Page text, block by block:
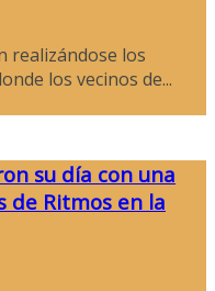
realizándose los
los vecinos de...
su día con una
de Ritmos en la